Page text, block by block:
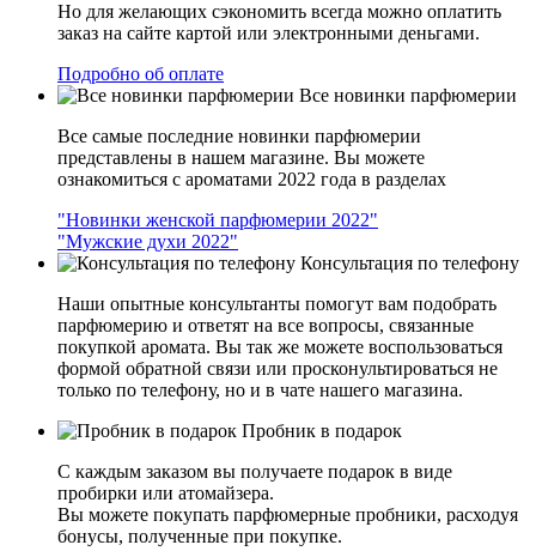
Но для желающих сэкономить всегда можно оплатить
заказ на сайте картой или электронными деньгами.
Подробно об оплате
Все новинки парфюмерии
Все самые последние новинки парфюмерии
представлены в нашем магазине. Вы можете
ознакомиться с ароматами 2022 года в разделах
"Новинки женской парфюмерии 2022"
"Мужские духи 2022"
Консультация по телефону
Наши опытные консультанты помогут вам подобрать
парфюмерию и ответят на все вопросы, связанные
покупкой аромата. Вы так же можете воспользоваться
формой обратной связи или просконультироваться не
только по телефону, но и в чате нашего магазина.
Пробник в подарок
С каждым заказом вы получаете подарок в виде
пробирки или атомайзера.
Вы можете покупать парфюмерные пробники, расходуя
бонусы, полученные при покупке.